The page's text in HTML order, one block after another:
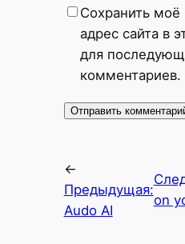
Сохранить
адрес сайта в
для
комментариев.
←
Предыдущая:
Audo AI
on